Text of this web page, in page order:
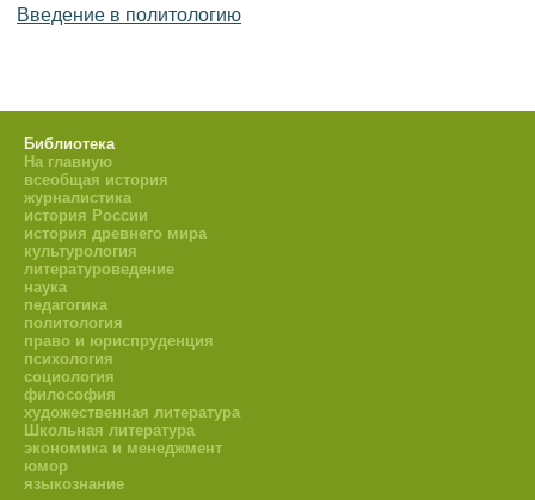
Введение в политологию
Библиотека
На главную
всеобщая история
журналистика
история России
история древнего мира
культурология
литературоведение
наука
педагогика
политология
право и юриспруденция
психология
социология
философия
художественная литература
Школьная литература
экономика и менеджмент
юмор
языкознание